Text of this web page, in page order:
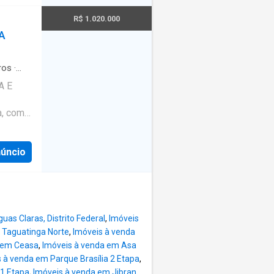
vias
e
• 2
·
E
com
e
área
R$ 1.020.000
Claras, Distrito Federal , Imóveis
Taguatinga Norte, Imóveis à venda
Ceasa, Imóveis à venda em Asa
à venda em Parque Brasília 2 Etapa,